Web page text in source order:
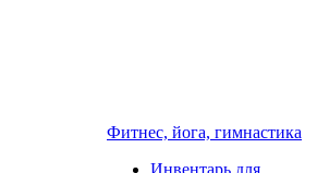
Фитнес, йога, гимнастика
Инвентарь для